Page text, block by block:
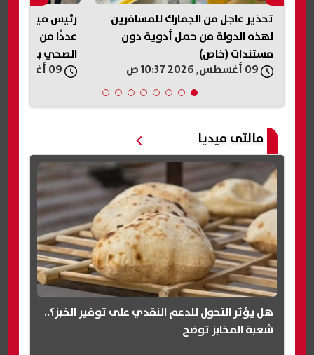
عاجل من الجمارك للمسافرين
الدولة من حمل أدوية دون
(خاص)
رئيس مياه المنوفية
عددًا من محطات مياه
الصحي بفرع أشمون
مالتى ميديا
هل يؤثر التحول للدعم النقدي على توفير الخبز؟..
شعبة المخابز توضح